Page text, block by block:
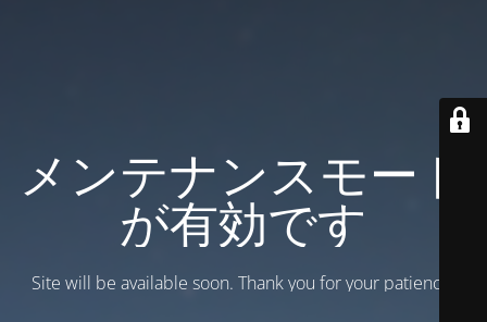
メンテナンスモード
が有効です
Site will be available soon. Thank you for your patience!